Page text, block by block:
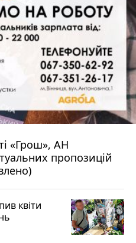
«Грош», АН
пропозицій
квіти